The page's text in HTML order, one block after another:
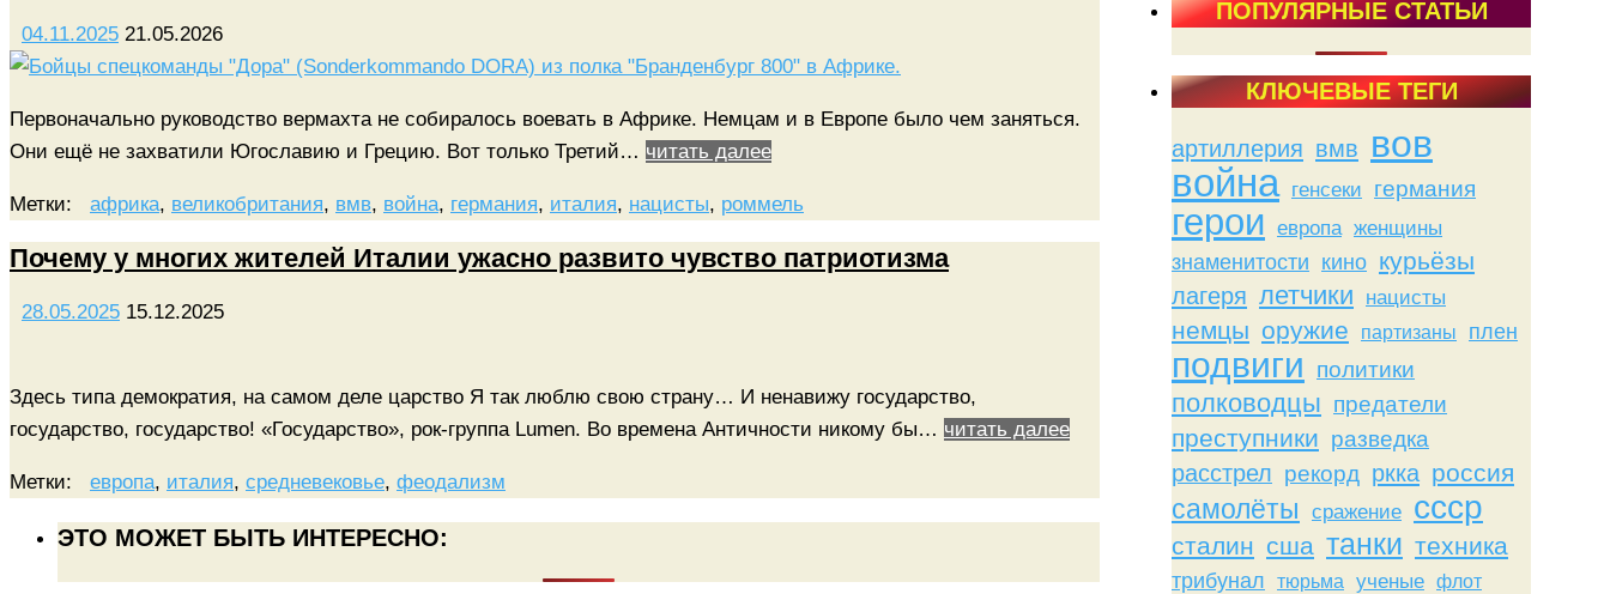
04.11.2025 21.05.2026
Первоначально руководство вермахта не собиралось воевать в Африке. Немцам и в Европе было чем заняться.
Они ещё не захватили Югославию и Грецию. Вот только Третий… читать далее
Метки: африка, великобритания, вмв, война, германия, италия, нацисты, роммель
Почему у многих жителей Италии ужасно развито чувство патриотизма
28.05.2025 15.12.2025
Здесь типа демократия, на самом деле царство Я так люблю свою страну… И ненавижу государство,
государство, государство! «Государство», рок-группа Lumen. Во времена Античности никому бы… читать далее
Метки: европа, италия, средневековье, феодализм
ЭТО МОЖЕТ БЫТЬ ИНТЕРЕСНО:
ПОПУЛЯРНЫЕ СТАТЬИ
КЛЮЧЕВЫЕ ТЕГИ
артиллерия вмв вов
война генсеки германия
герои европа женщины
знаменитости кино курьёзы
лагеря летчики нацисты
немцы оружие партизаны плен
подвиги политики
полководцы предатели
преступники разведка
расстрел рекорд ркка россия
самолёты сражение ссср
сталин сша танки техника
трибунал тюрьма ученые флот